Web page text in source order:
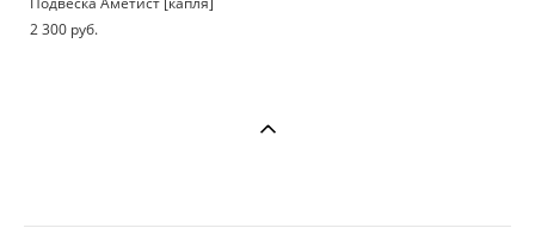
2 300 pуб.